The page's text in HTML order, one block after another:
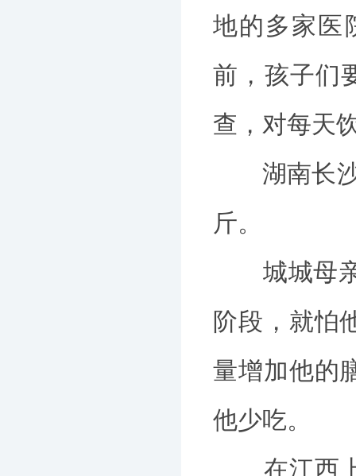
地的多家医
前，孩子们
查，对每天
湖南长沙
斤。
城城母亲
阶段，就怕
量增加他的
他少吃。
在江西上